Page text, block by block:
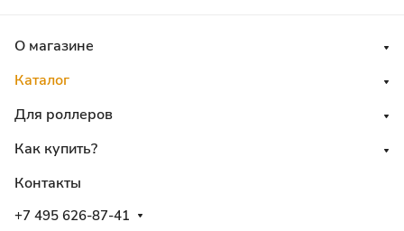
О магазине
Каталог
Для роллеров
Как купить?
Контакты
+7 495 626-87-41